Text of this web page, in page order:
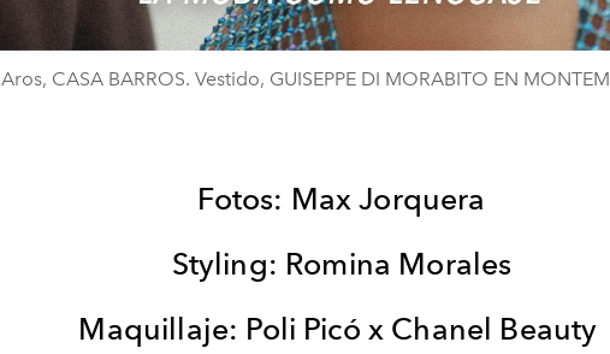
Aros, CASA BARROS. Vestido, GUISEPPE DI MORABITO EN
Fotos: Max Jorquera
Styling: Romina Morales
Maquillaje: Poli Picó x Chanel Beauty